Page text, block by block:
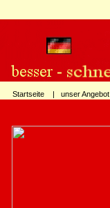
Startseite | unser Angebot